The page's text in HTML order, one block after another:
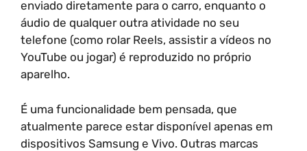
enviado diretamente para o carro, enquanto o
áudio de qualquer outra atividade no seu
telefone (como rolar Reels, assistir a vídeos no
YouTube ou jogar) é reproduzido no próprio
aparelho.
É uma funcionalidade bem pensada, que
atualmente parece estar disponível apenas em
dispositivos Samsung e Vivo. Outras marcas